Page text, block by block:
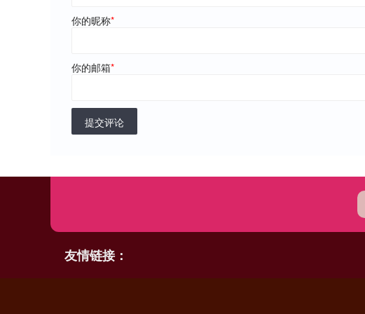
你的昵称*
你的邮箱*
提交评论
友情链接：